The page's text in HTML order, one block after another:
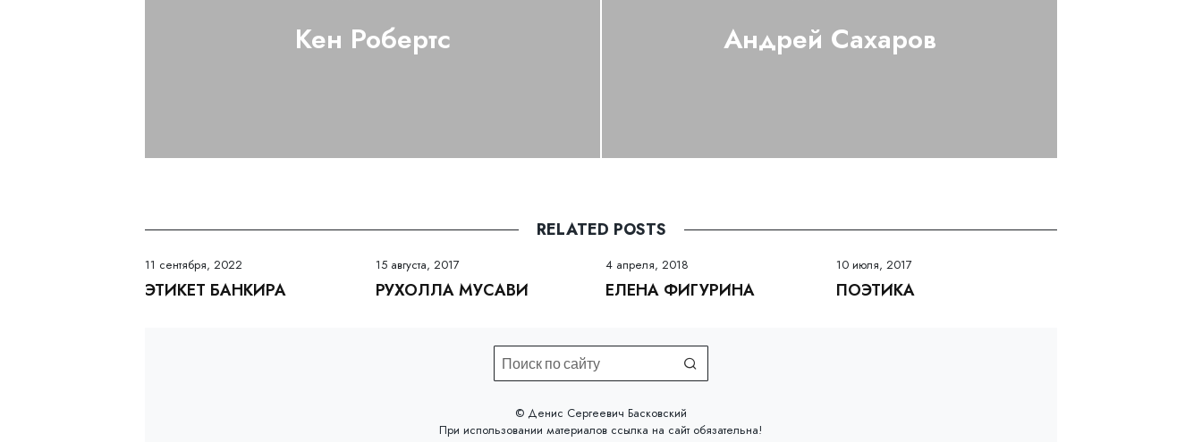
Кен Робертс Андрей Сахаров
RELATED POSTS
11 сентября, 2022
ЭТИКЕТ БАНКИРА
15 августа, 2017
РУХОЛЛА МУСАВИ
4 апреля, 2018
ЕЛЕНА ФИГУРИНА
10 июля, 2017
ПОЭТИКА
©️ Денис Сергеевич Басковский
При использовании материалов ссылка на сайтобязательна!